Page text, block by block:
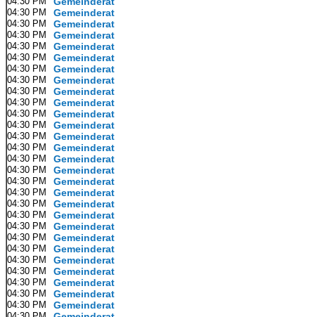
04:30 PM Gemeinderat
04:30 PM Gemeinderat
04:30 PM Gemeinderat
04:30 PM Gemeinderat
04:30 PM Gemeinderat
04:30 PM Gemeinderat
04:30 PM Gemeinderat
04:30 PM Gemeinderat
04:30 PM Gemeinderat
04:30 PM Gemeinderat
04:30 PM Gemeinderat
04:30 PM Gemeinderat
04:30 PM Gemeinderat
04:30 PM Gemeinderat
04:30 PM Gemeinderat
04:30 PM Gemeinderat
04:30 PM Gemeinderat
04:30 PM Gemeinderat
04:30 PM Gemeinderat
04:30 PM Gemeinderat
04:30 PM Gemeinderat
04:30 PM Gemeinderat
04:30 PM Gemeinderat
04:30 PM Gemeinderat
04:30 PM Gemeinderat
04:30 PM Gemeinderat
04:30 PM Gemeinderat